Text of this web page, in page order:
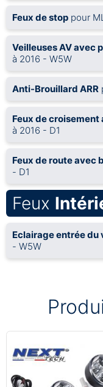
Feux de stop pour
Veilleuses AV avec
à 2016 - W5W
Anti-Brouillard ARR
Feux de
à 2016 - D1
Feux de route avec
- D1
Feux
Eclairage entrée du
- W5W